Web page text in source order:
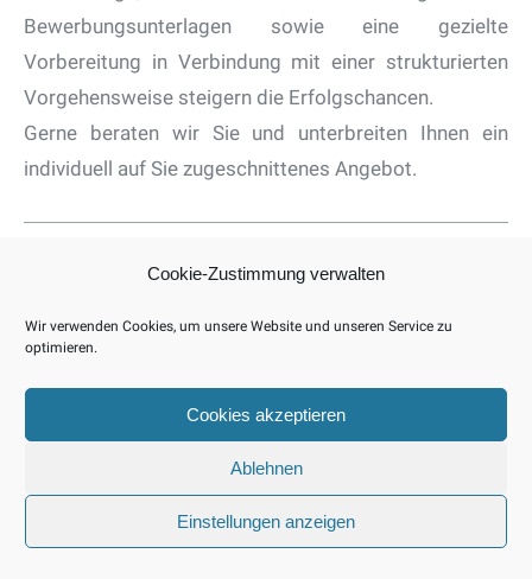
Cookie-Zustimmung verwalten
Wir verwenden Cookies, um unsere Website und unseren Service zu
optimieren.
Cookies akzeptieren
Ablehnen
Einstellungen anzeigen
Bewerbungsunterlagen sowie eine gezielte
Vorbereitung in Verbindung mit einer strukturierten
Vorgehensweise steigern die Erfolgschancen.
Gerne beraten wir Sie und unterbreiten Ihnen ein
individuell auf Sie zugeschnittenes Angebot.